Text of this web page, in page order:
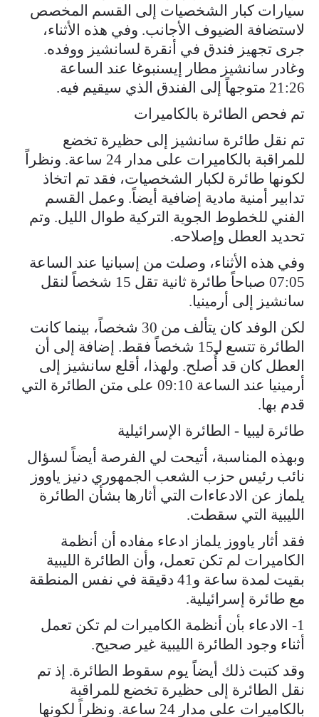
سيارات كبار الشخصيات إلى القسم المخصص
لاستضافة الضيوف الأجانب. وفي هذه الأثناء،
جرى تجهيز فندق في أنقرة لسانشيز ووفده.
وغادر سانشيز مطار إيسنبوغا عند الساعة
21:26 متوجهاً إلى الفندق الذي سيقيم فيه.
تم فحص الطائرة بالكاميرات
تم نقل طائرة سانشيز إلى حظيرة تخضع
للمراقبة بالكاميرات على مدار 24 ساعة. ونظراً
لكونها طائرة لكبار الشخصيات، فقد تم اتخاذ
تدابير أمنية مادية إضافية أيضاً. وعمل القسم
الفني للخطوط الجوية التركية طوال الليل. وتم
تحديد العطل وإصلاحه.
وفي هذه الأثناء، وصلت من إسبانيا عند الساعة
07:05 صباحاً طائرة ثانية تقل 15 شخصاً لنقل
سانشيز إلى أرمينيا.
لكن الوفد كان يتألف من 30 شخصاً، بينما كانت
الطائرة تتسع لـ15 شخصاً فقط. إضافة إلى أن
العطل كان قد أُصلح. ولهذا، أقلع سانشيز إلى
أرمينيا عند الساعة 09:10 على متن الطائرة التي
قدم بها.
طائرة ليبيا - الطائرة الإسرائيلية
وبهذه المناسبة، أتيحت لي الفرصة أيضاً لسؤال
نائب رئيس حزب الشعب الجمهوري دنيز ياووز
يلماز عن الادعاءات التي أثارها بشأن الطائرة
الليبية التي سقطت.
فقد أثار ياووز يلماز ادعاء مفاده أن أنظمة
الكاميرات لم تكن تعمل، وأن الطائرة الليبية
بقيت لمدة ساعة و41 دقيقة في نفس المنطقة
مع طائرة إسرائيلية.
1- الادعاء بأن أنظمة الكاميرات لم تكن تعمل
أثناء وجود الطائرة الليبية غير صحيح.
وقد كتبت ذلك أيضاً يوم سقوط الطائرة. إذ تم
نقل الطائرة إلى حظيرة تخضع للمراقبة
بالكاميرات على مدار 24 ساعة. ونظراً لكونها